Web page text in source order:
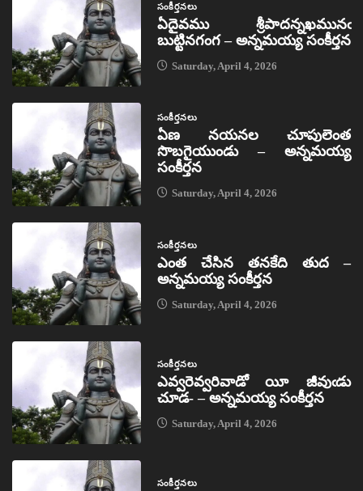
సంకీర్తనలు
ఏదైవము శ్రీపాదన్నఖమునఁ
బుట్టినగంగ – అన్నమయ్య సంకీర్తన
Saturday, April 4, 2026
సంకీర్తనలు
ఏణ నయనల చూపులెంత
సొబగైయుండు – అన్నమయ్య
సంకీర్తన
Saturday, April 4, 2026
సంకీర్తనలు
ఎంత చేసిన తనకేది తుద –
అన్నమయ్య సంకీర్తన
Saturday, April 4, 2026
సంకీర్తనలు
ఎవ్వరెవ్వరివాడో యీ జీవుఁడు
చూడ- – అన్నమయ్య సంకీర్తన
Saturday, April 4, 2026
సంకీర్తనలు